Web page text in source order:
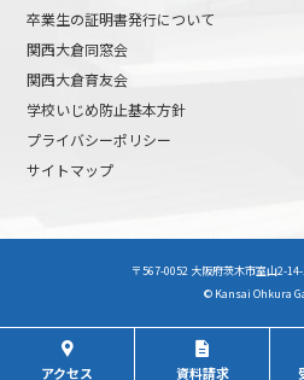
アクセス 資料請求
高校受験について
中学受験について
卒業生の証明書発行について
関西大倉同窓会
関西大倉育友会
学校いじめ防止基本方針
プライバシーポリシー
サイトマップ
〒567-0052 大阪府茨木市室山2-
© Kansai Ohkura